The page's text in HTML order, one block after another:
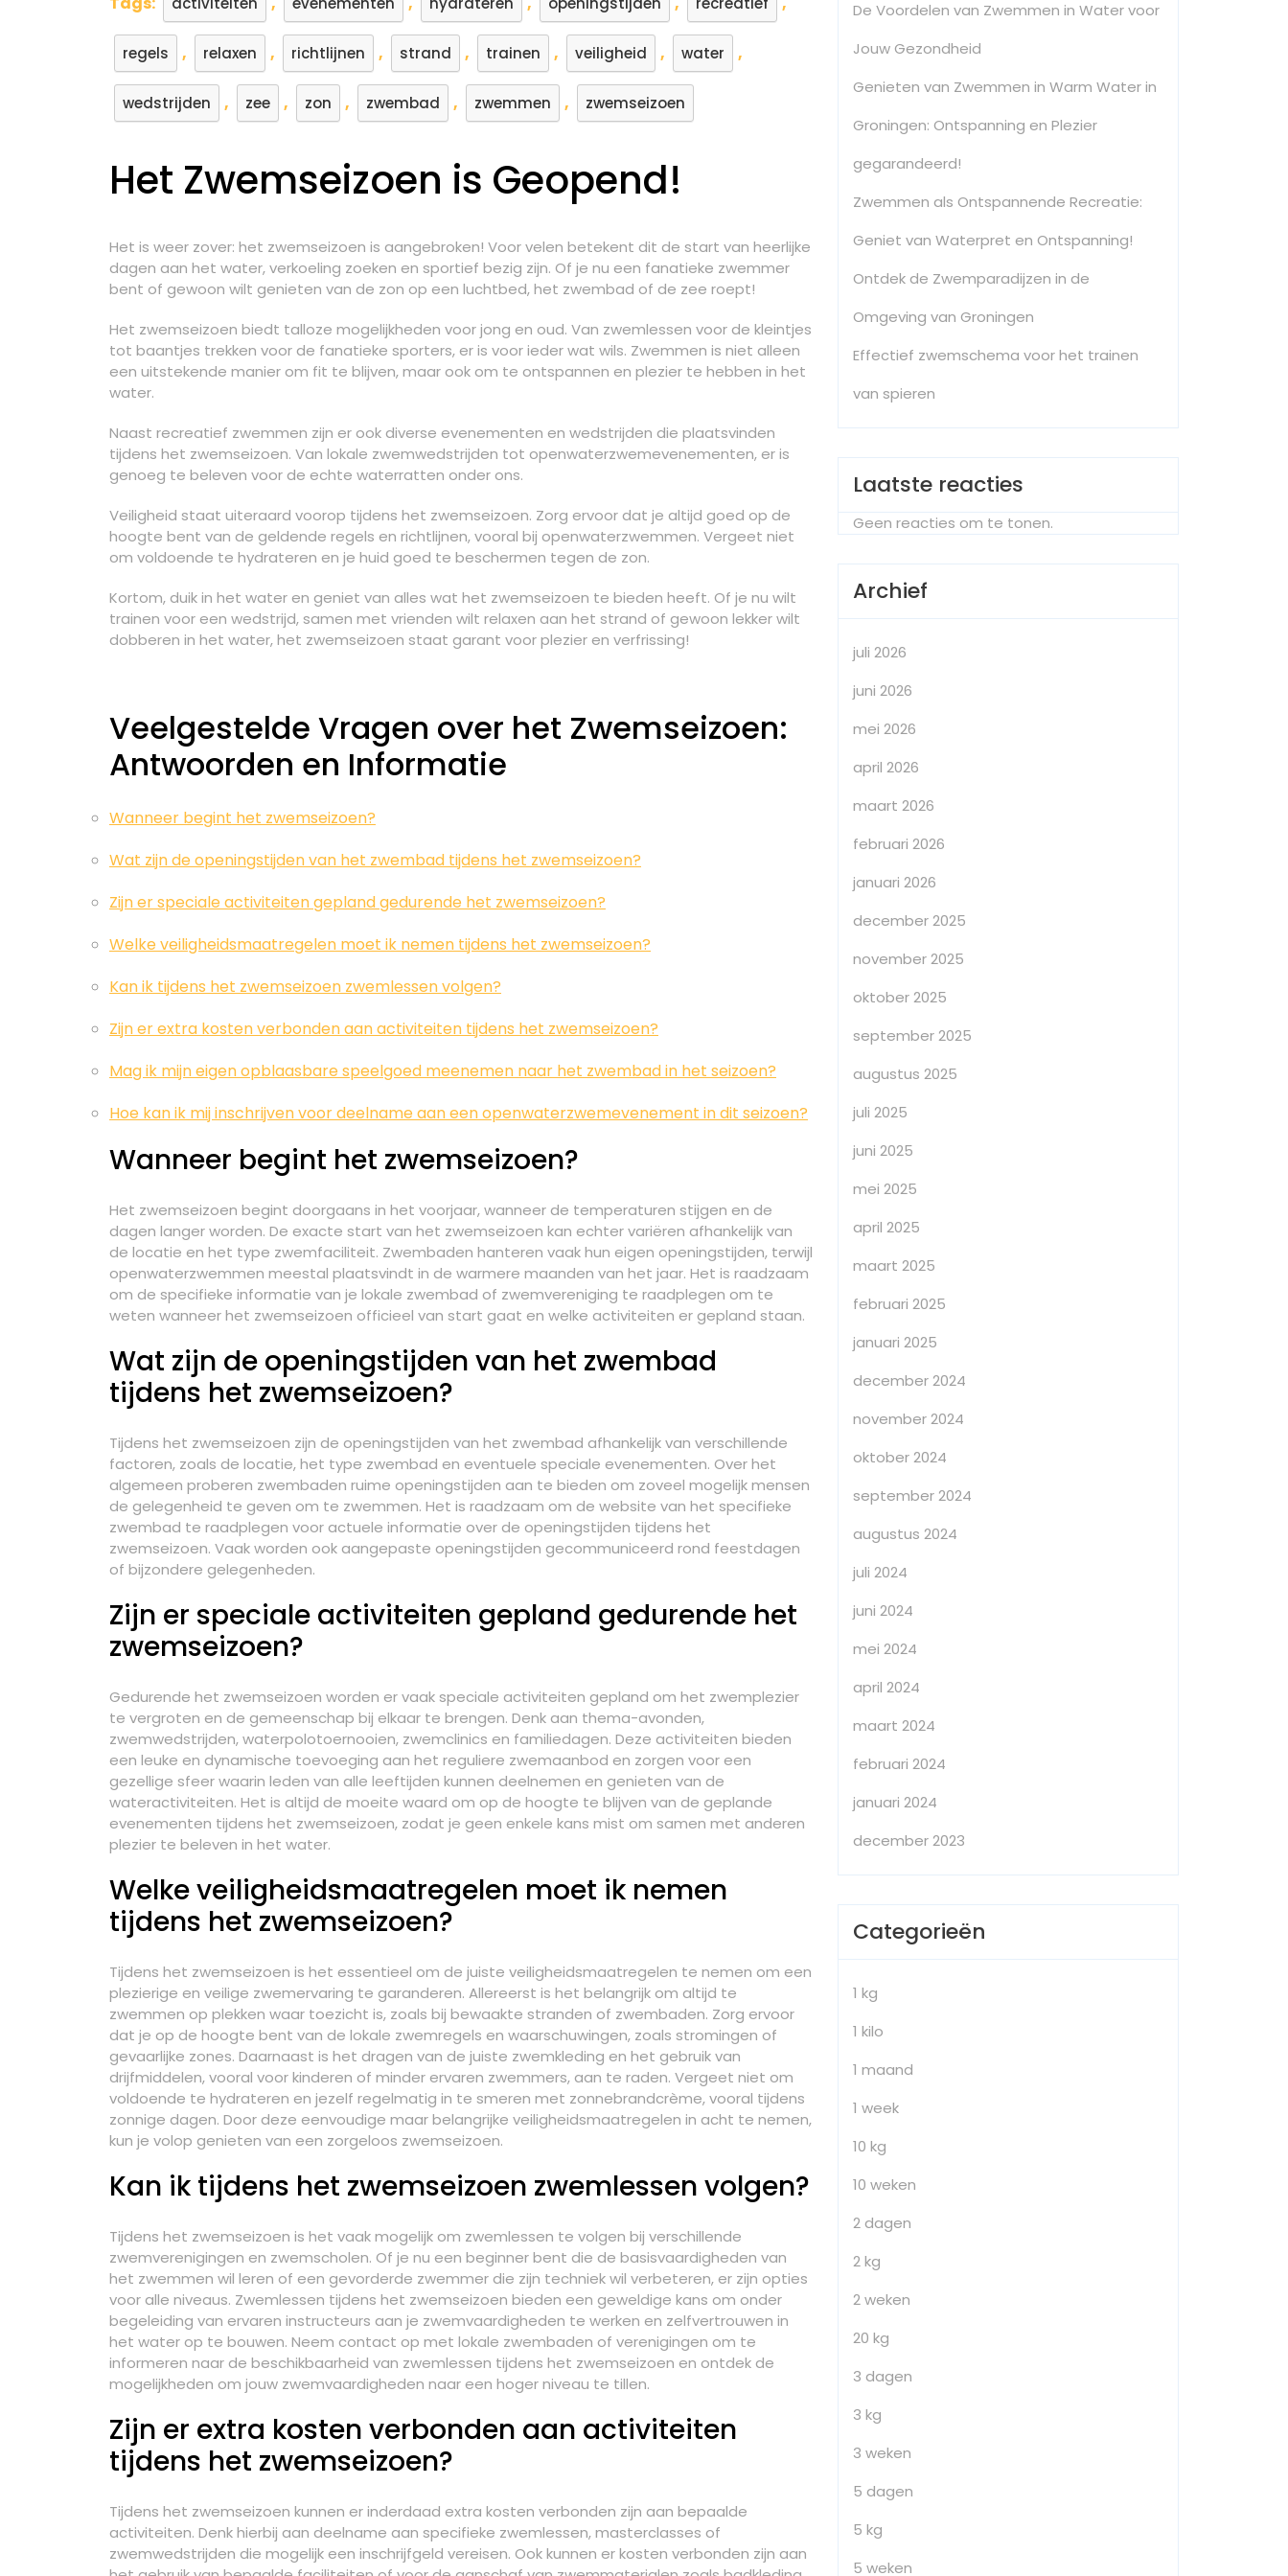
van
Waterpret
en
Verkoeling!
regels , relaxen , richtlijnen , strand , trainen , veiligheid , water ,
wedstrijden , zee , zon , zwembad , zwemmen , zwemseizoen
Het Zwemseizoen is Geopend!
Het is weer zover: het zwemseizoen is aangebroken! Voor velen betekent dit de start van heerlijke
dagen aan het water, verkoeling zoeken en sportief bezig zijn. Of je nu een fanatieke zwemmer
bent of gewoon wilt genieten van de zon op een luchtbed, het zwembad of de zee roept!
Het zwemseizoen biedt talloze mogelijkheden voor jong en oud. Van zwemlessen voor de kleintjes
tot baantjes trekken voor de fanatieke sporters, er is voor ieder wat wils. Zwemmen is niet alleen
een uitstekende manier om fit te blijven, maar ook om te ontspannen en plezier te hebben in het
water.
Naast recreatief zwemmen zijn er ook diverse evenementen en wedstrijden die plaatsvinden
tijdens het zwemseizoen. Van lokale zwemwedstrijden tot openwaterzwemevenementen, er is
genoeg te beleven voor de echte waterratten onder ons.
Veiligheid staat uiteraard voorop tijdens het zwemseizoen. Zorg ervoor dat je altijd goed op de
hoogte bent van de geldende regels en richtlijnen, vooral bij openwaterzwemmen. Vergeet niet
om voldoende te hydrateren en je huid goed te beschermen tegen de zon.
Kortom, duik in het water en geniet van alles wat het zwemseizoen te bieden heeft. Of je nu wilt
trainen voor een wedstrijd, samen met vrienden wilt relaxen aan het strand of gewoon lekker wilt
dobberen in het water, het zwemseizoen staat garant voor plezier en verfrissing!
Veelgestelde Vragen over het Zwemseizoen:
Antwoorden en Informatie
Wanneer begint het zwemseizoen?
Wat zijn de openingstijden van het zwembad tijdens het zwemseizoen?
Zijn er speciale activiteiten gepland gedurende het zwemseizoen?
Welke veiligheidsmaatregelen moet ik nemen tijdens het zwemseizoen?
Kan ik tijdens het zwemseizoen zwemlessen volgen?
Zijn er extra kosten verbonden aan activiteiten tijdens het zwemseizoen?
Mag ik mijn eigen opblaasbare speelgoed meenemen naar het zwembad in het seizoen?
Hoe kan ik mij inschrijven voor deelname aan een openwaterzwemevenement in dit seizoen?
Wanneer begint het zwemseizoen?
Het zwemseizoen begint doorgaans in het voorjaar, wanneer de temperaturen stijgen en de
dagen langer worden. De exacte start van het zwemseizoen kan echter variëren afhankelijk van
de locatie en het type zwemfaciliteit. Zwembaden hanteren vaak hun eigen openingstijden, terwijl
openwaterzwemmen meestal plaatsvindt in de warmere maanden van het jaar. Het is raadzaam
om de specifieke informatie van je lokale zwembad of zwemvereniging te raadplegen om te
weten wanneer het zwemseizoen officieel van start gaat en welke activiteiten er gepland staan.
Wat zijn de openingstijden van het zwembad
tijdens het zwemseizoen?
Tijdens het zwemseizoen zijn de openingstijden van het zwembad afhankelijk van verschillende
factoren, zoals de locatie, het type zwembad en eventuele speciale evenementen. Over het
algemeen proberen zwembaden ruime openingstijden aan te bieden om zoveel mogelijk mensen
de gelegenheid te geven om te zwemmen. Het is raadzaam om de website van het specifieke
zwembad te raadplegen voor actuele informatie over de openingstijden tijdens het
zwemseizoen. Vaak worden ook aangepaste openingstijden gecommuniceerd rond feestdagen
of bijzondere gelegenheden.
Zijn er speciale activiteiten gepland gedurende het
zwemseizoen?
Gedurende het zwemseizoen worden er vaak speciale activiteiten gepland om het zwemplezier
te vergroten en de gemeenschap bij elkaar te brengen. Denk aan thema-avonden,
zwemwedstrijden, waterpolotoernooien, zwemclinics en familiedagen. Deze activiteiten bieden
een leuke en dynamische toevoeging aan het reguliere zwemaanbod en zorgen voor een
gezellige sfeer waarin leden van alle leeftijden kunnen deelnemen en genieten van de
wateractiviteiten. Het is altijd de moeite waard om op de hoogte te blijven van de geplande
evenementen tijdens het zwemseizoen, zodat je geen enkele kans mist om samen met anderen
plezier te beleven in het water.
Welke veiligheidsmaatregelen moet ik nemen
tijdens het zwemseizoen?
Tijdens het zwemseizoen is het essentieel om de juiste veiligheidsmaatregelen te nemen om een
plezierige en veilige zwemervaring te garanderen. Allereerst is het belangrijk om altijd te
zwemmen op plekken waar toezicht is, zoals bij bewaakte stranden of zwembaden. Zorg ervoor
dat je op de hoogte bent van de lokale zwemregels en waarschuwingen, zoals stromingen of
gevaarlijke zones. Daarnaast is het dragen van de juiste zwemkleding en het gebruik van
drijfmiddelen, vooral voor kinderen of minder ervaren zwemmers, aan te raden. Vergeet niet om
voldoende te hydrateren en jezelf regelmatig in te smeren met zonnebrandcrème, vooral tijdens
zonnige dagen. Door deze eenvoudige maar belangrijke veiligheidsmaatregelen in acht te nemen,
kun je volop genieten van een zorgeloos zwemseizoen.
Kan ik tijdens het zwemseizoen zwemlessen volgen?
Tijdens het zwemseizoen is het vaak mogelijk om zwemlessen te volgen bij verschillende
zwemverenigingen en zwemscholen. Of je nu een beginner bent die de basisvaardigheden van
het zwemmen wil leren of een gevorderde zwemmer die zijn techniek wil verbeteren, er zijn opties
voor alle niveaus. Zwemlessen tijdens het zwemseizoen bieden een geweldige kans om onder
begeleiding van ervaren instructeurs aan je zwemvaardigheden te werken en zelfvertrouwen in
het water op te bouwen. Neem contact op met lokale zwembaden of verenigingen om te
informeren naar de beschikbaarheid van zwemlessen tijdens het zwemseizoen en ontdek de
mogelijkheden om jouw zwemvaardigheden naar een hoger niveau te tillen.
Zijn er extra kosten verbonden aan activiteiten
tijdens het zwemseizoen?
Tijdens het zwemseizoen kunnen er inderdaad extra kosten verbonden zijn aan bepaalde
activiteiten. Denk hierbij aan deelname aan specifieke zwemlessen, masterclasses of
zwemwedstrijden die mogelijk een inschrijfgeld vereisen. Ook kunnen er kosten verbonden zijn aan
De Voordelen van Zwemmen in Water voor
Jouw Gezondheid
Genieten van Zwemmen in Warm Water in
Groningen: Ontspanning en Plezier
gegarandeerd!
Zwemmen als Ontspannende Recreatie:
Geniet van Waterpret en Ontspanning!
Ontdek de Zwemparadijzen in de
Omgeving van Groningen
Effectief zwemschema voor het trainen
van spieren
Laatste reacties
Geen reacties om te tonen.
Archief
juli 2026
juni 2026
mei 2026
april 2026
maart 2026
februari 2026
januari 2026
december 2025
november 2025
oktober 2025
september 2025
augustus 2025
juli 2025
juni 2025
mei 2025
april 2025
maart 2025
februari 2025
januari 2025
december 2024
november 2024
oktober 2024
september 2024
augustus 2024
juli 2024
juni 2024
mei 2024
april 2024
maart 2024
februari 2024
januari 2024
december 2023
Categorieën
1 kg
1 kilo
1 maand
1 week
10 kg
10 weken
2 dagen
2 kg
2 weken
20 kg
3 dagen
3 kg
3 weken
5 dagen
5 kg
5 weken